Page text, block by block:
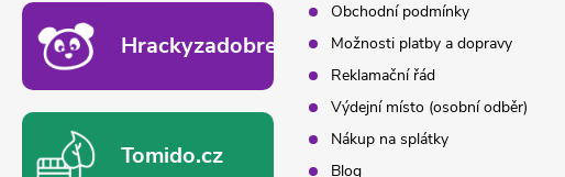
Hrackyzadobrekacky.cz
Tomido.cz
Obchodní podmínky
Možnosti platby a dopravy
Reklamační řád
Výdejní místo (osobní odběr)
Nákup na splátky
Blog